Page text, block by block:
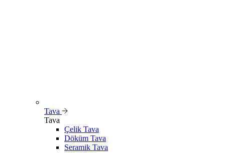
Tava
Tava
Çelik Tava
Döküm Tava
Seramik Tava